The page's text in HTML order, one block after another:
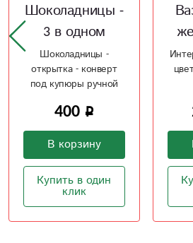
Ваза Зеленая
жемчужина 2
Интересной формы и
цвета керамическая
ваза
2 000
В корзину
Купить в один
клик